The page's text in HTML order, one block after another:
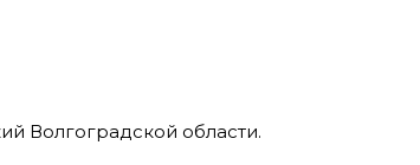
Волгоградской области.